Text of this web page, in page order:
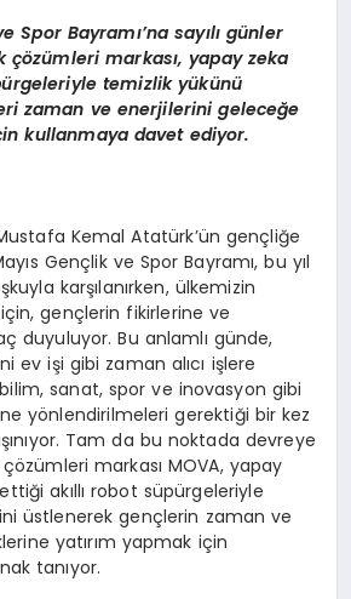
Spor Bayramı’na sayılı günler
çözümleri markası, yapay zeka
ürgeleriyle temizlik yükünü
zaman ve enerjilerini geleceğe
in kullanmaya davet ediyor.
Kemal Atatürk’ün gençliğe
Gençlik ve Spor Bayramı, bu yıl
karşılanırken, ülkemizin
gençlerin fikirlerine ve
duyuluyor. Bu anlamlı günde,
ev işi gibi zaman alıcı işlere
sanat, spor ve inovasyon gibi
yönlendirilmeleri gerektiği bir kez
Tam da bu noktada devreye
çözümleri markası MOVA, yapay
akıllı robot süpürgeleriyle
üstlenerek gençlerin zaman ve
yatırım yapmak için
tanıyor.